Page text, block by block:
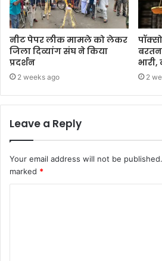
नीट पेपर लीक मामले को लेकर
जिला दिव्यांग संघ ने किया
प्रदर्शन
2 weeks ago
भारी,
2
Leave a Reply
Your email address will not be published.
marked *